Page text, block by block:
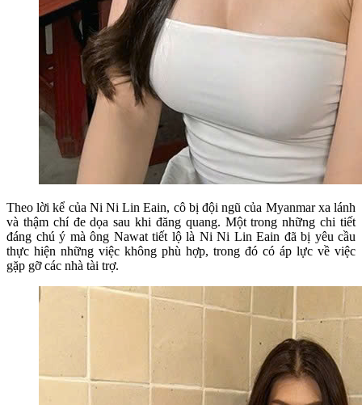
Theo lời kể của Ni Ni Lin Eain, cô bị đội ngũ của Myanmar xa lánh
và thậm chí đe dọa sau khi đăng quang. Một trong những chi tiết
đáng chú ý mà ông Nawat tiết lộ là Ni Ni Lin Eain đã bị yêu cầu
thực hiện những việc không phù hợp, trong đó có áp lực về việc
gặp gỡ các nhà tài trợ.